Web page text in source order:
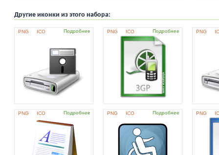
Другие иконки из этого набора:
PNG ICO Подробнее PNG ICO Подробнее PNG
PNG ICO Подробнее PNG ICO Подробнее PNG